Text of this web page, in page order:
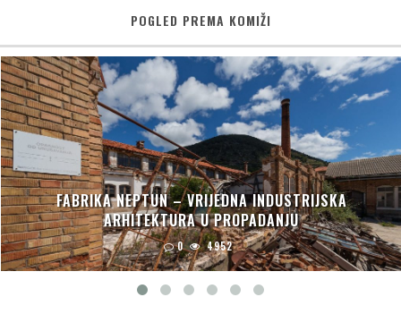
POGLED PREMA KOMIŽI
FABRIKA NEPTUN – VRIJEDNA INDUSTRIJSKA
ARHITEKTURA U PROPADANJU
0 4952